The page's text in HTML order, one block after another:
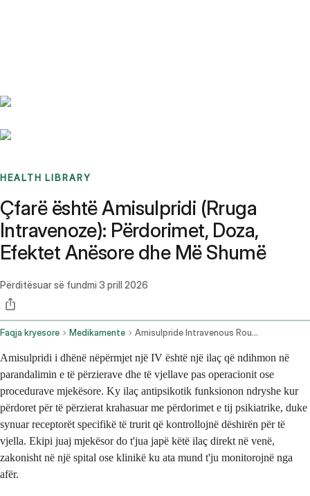
HEALTH LIBRARY
Çfarë është Amisulpridi (Rruga
Intravenoze): Përdorimet, Doza,
Efektet Anësore dhe Më Shumë
Përditësuar së fundmi 3 prill 2026
Faqja kryesore Medikamente Amisulpride Intravenous Route
Amisulpridi i dhënë nëpërmjet një IV është një ilaç që ndihmon në
parandalimin e të përzierave dhe të vjellave pas operacionit ose
procedurave mjekësore. Ky ilaç antipsikotik funksionon ndryshe kur
përdoret për të përzierat krahasuar me përdorimet e tij psikiatrike, duke
synuar receptorët specifikë të trurit që kontrollojnë dëshirën për të
vjella. Ekipi juaj mjekësor do t'jua japë këtë ilaç direkt në venë,
zakonisht në një spital ose klinikë ku ata mund t'ju monitorojnë nga
afër.